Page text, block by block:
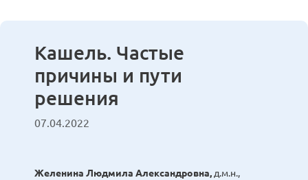
Кашель. Частые
причины и пути
решения
07.04.2022
Желенина Людмила Александровна,д.м.н.,